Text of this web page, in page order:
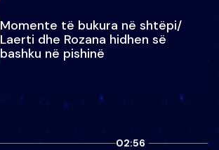
Momente të bukura në shtëpi/
Laerti dhe Rozana hidhen së
bashku në pishinë
02:56